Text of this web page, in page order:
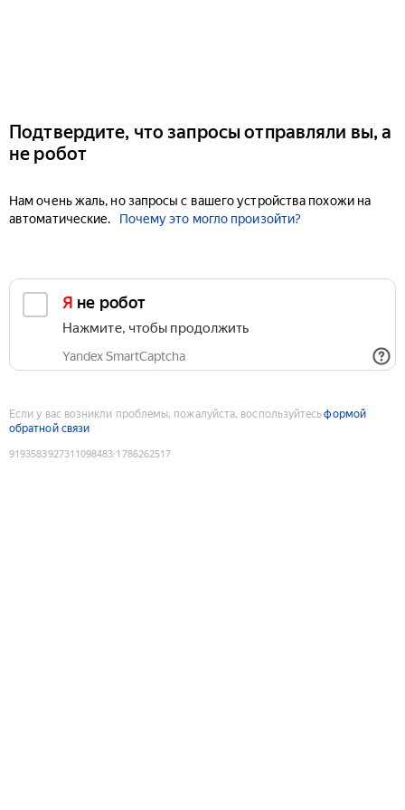
Подтвердите, что запросы отправляли вы, а
не робот
Нам очень жаль, но запросы с вашего устройства похожи на
автоматические.
Почему это могло произойти?
Я не робот
Нажмите, чтобы продолжить
Yandex SmartCaptcha
Если у вас возникли проблемы, пожалуйста, воспользуйтесьформой
обратной связи
9193583927311098483:1786262517